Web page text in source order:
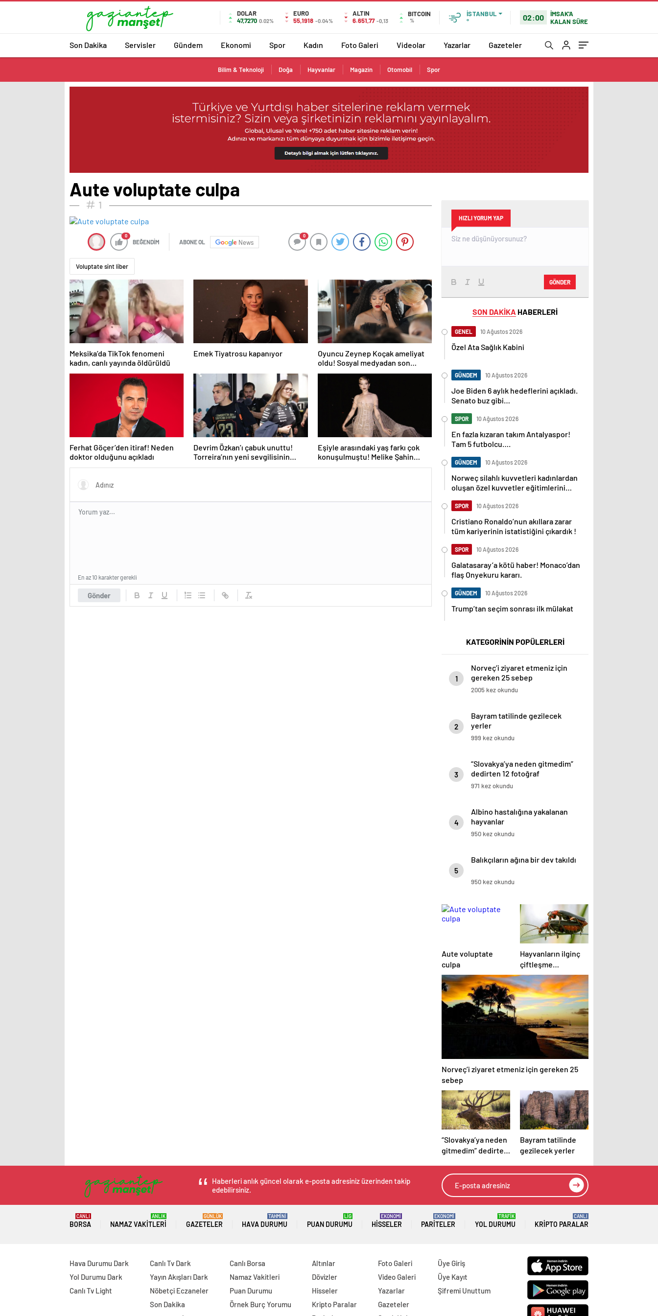
DOLAR
47,7270 0.02%
EURO
55,1918 -0.04%
ALTIN
6.651,77 -0,13
BITCOIN
%
İSTANBUL
°
02:00
İMSAK'A
KALAN SÜRE
Son Dakika Servisler Gündem Ekonomi Spor Kadın Foto Galeri Videolar Yazarlar Gazeteler
Bilim & Teknoloji Doğa Hayvanlar Magazin Otomobil Spor
Aute voluptate culpa
1
0
BEĞENDİM ABONE OL News
0
Voluptate sint liber
Meksika’da TikTok fenomeni
kadın, canlı yayında öldürüldü
Emek Tiyatrosu kapanıyor
Oyuncu Zeynep Koçak ameliyat
oldu! Sosyal medyadan son
durumunu paylaştı
Ferhat Göçer’den itiraf! Neden
doktor olduğunu açıkladı
Devrim Özkan’ı çabuk unuttu!
Torreira’nın yeni sevgilisinin
kimliği belli oldu
Eşiyle arasındaki yaş farkı çok
konuşulmuştu! Melike Şahin
sahneden aşkını haykırdı
Gönder
En az 10 karakter gerekli
HIZLI YORUM YAP
GÖNDER
SON DAKİKA HABERLERİ
GENEL 10 Ağustos 2026
Özel Ata Sağlık Kabini
GÜNDEM 10 Ağustos 2026
Joe Biden 6 aylık hedeflerini açıkladı.
Senato buz gibi…
SPOR 10 Ağustos 2026
En fazla kızaran takım Antalyaspor!
Tam 5 futbolcu….
GÜNDEM 10 Ağustos 2026
Norweç silahlı kuvvetleri kadınlardan
oluşan özel kuvvetler eğitimlerini
SPOR 10 Ağustos 2026
Cristiano Ronaldo’nun akıllara zarar
tüm kariyerinin istatistiğini çıkardık !
SPOR 10 Ağustos 2026
Galatasaray’a kötü haber! Monaco’dan
flaş Onyekuru kararı.
GÜNDEM 10 Ağustos 2026
Trump’tan seçim sonrası ilk mülakat
KATEGORİNİN POPÜLERLERİ
1
Norveç’i ziyaret etmeniz için
gereken 25 sebep
2005 kez okundu
2
Bayram tatilinde gezilecek
yerler
999 kez okundu
3
“Slovakya’ya neden gitmedim”
dedirten 12 fotoğraf
971 kez okundu
4
Albino hastalığına yakalanan
hayvanlar
950 kez okundu
5
Balıkçıların ağına bir dev takıldı
950 kez okundu
Aute voluptate
culpa
Hayvanların ilginç
çiftleşme
biçimlerini National
Geographic
görüntüledi.
Norveç’i ziyaret etmeniz için gereken 25
sebep
“Slovakya’ya neden
gitmedim” dedirten
Bayram tatilinde
gezilecek yerler
Haberleri anlık güncel olarak e-posta adresiniz üzerinden takip
edebilirsiniz.
BORSA
CANLI
NAMAZ VAKITLERI
ANLIK
GAZETELER
GÜNLÜK
HAVA DURUMU
TAHMİNİ
PUAN DURUMU
LİG
HISSELER
EKONOMİ
PARITELER
EKONOMİ
YOL DURUMU
TRAFİK
KRIPTO PARALAR
CANLI
Hava Durumu Dark
Yol Durumu Dark
Canlı Tv Light
Canlı Tv Dark
Yayın Akışları Dark
Nöbetçi Eczaneler
Son Dakika
Canlı Borsa
Namaz Vakitleri
Puan Durumu
Örnek Burç Yorumu
Altınlar
Dövizler
Hisseler
Kripto Paralar
Foto Galeri
Video Galeri
Yazarlar
Gazeteler
Üye Giriş
Üye Kayıt
Şifremi Unuttum